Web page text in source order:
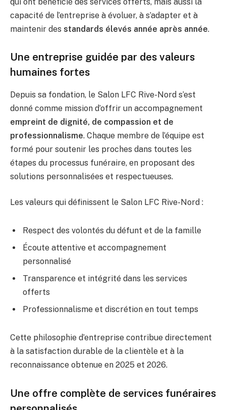
capacité de l’entreprise à évoluer, à s’adapter et à
maintenir des standards élevés année après année.
Une entreprise guidée par des valeurs
humaines fortes
Depuis sa fondation, le Salon LFC Rive-Nord s’est
donné comme mission d’offrir un accompagnement
empreint de dignité, de compassion et de
professionnalisme. Chaque membre de l’équipe est
formé pour soutenir les proches dans toutes les
étapes du processus funéraire, en proposant des
solutions personnalisées et respectueuses.
Les valeurs qui définissent le Salon LFC Rive-Nord :
Respect des volontés du défunt et de la famille
Écoute attentive et accompagnement
personnalisé
Transparence et intégrité dans les services
offerts
Professionnalisme et discrétion en tout temps
Cette philosophie d’entreprise contribue directement
à la satisfaction durable de la clientèle et à la
reconnaissance obtenue en 2025 et 2026.
Une offre complète de services funéraires